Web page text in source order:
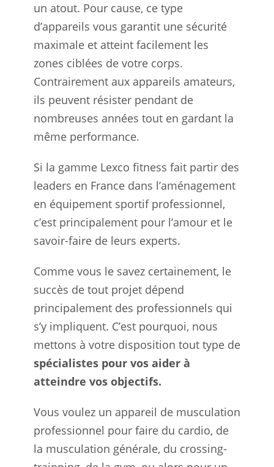
un atout. Pour cause, ce type
d’appareils vous garantit une sécurité
maximale et atteint facilement les
zones ciblées de votre corps.
Contrairement aux appareils amateurs,
ils peuvent résister pendant de
nombreuses années tout en gardant la
même performance.
Si la gamme Lexco fitness fait partir des
leaders en France dans l’aménagement
en équipement sportif professionnel,
c’est principalement pour l’amour et le
savoir-faire de leurs experts.
Comme vous le savez certainement, le
succès de tout projet dépend
principalement des professionnels qui
s’y impliquent. C’est pourquoi, nous
mettons à votre disposition tout type de
spécialistes pour vos aider à
atteindre vos objectifs.
Vous voulez un appareil de musculation
professionnel pour faire du cardio, de
la musculation générale, du crossing-